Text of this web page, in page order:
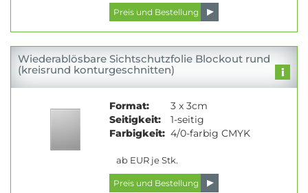
Wiederablösbare Sichtschutzfolie Blockout rund
(kreisrund konturgeschnitten)
Format:
3 x 3cm
Seitigkeit:
1-seitig
Farbigkeit: 4/0-farbig CMYK
ab EUR je Stk.